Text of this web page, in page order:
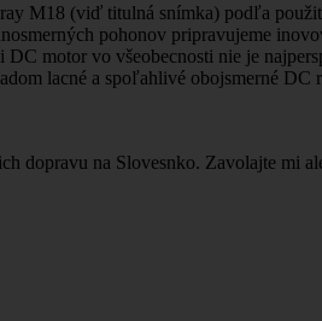
M18 (viď titulná snímka) podľa
pohonov pripravujeme
motor vo všeobecnosti nie je
lacné a spoľahlivé obojsmerné
dopravu na Slovesnko. Zavolajte mi